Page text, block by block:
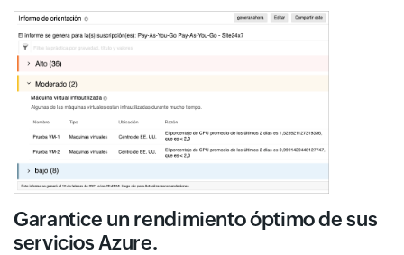
Garantice un rendimiento óptimo de sus
servicios Azure.